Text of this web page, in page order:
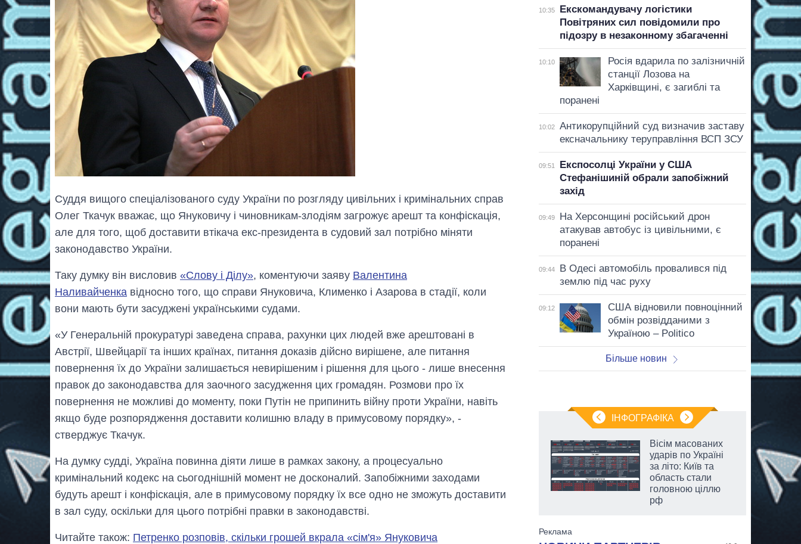
Суддя вищого спеціалізованого суду України по розгляду цивільних і кримінальних справ
Олег Ткачук вважає, що Януковичу і чиновникам-злодіям загрожує арешт та конфіскація,
але для того, щоб доставити втікача екс-президента в судовий зал потрібно міняти
законодавство України.
Таку думку він висловив «Слову і Ділу», коментуючи заяву Валентина
Наливайченка відносно того, що справи Януковича, Клименко і Азарова в стадії, коли
вони мають бути засуджені українськими судами.
«У Генеральній прокуратурі заведена справа, рахунки цих людей вже арештовані в
Австрії, Швейцарії та інших країнах, питання доказів дійсно вирішене, але питання
повернення їх до України залишається невирішеним і рішення для цього - лише внесення
правок до законодавства для заочного засудження цих громадян. Розмови про їх
повернення не можливі до моменту, поки Путін не припинить війну проти України, навіть
якщо буде розпорядження доставити колишню владу в примусовому порядку», -
стверджує Ткачук.
На думку судді, Україна повинна діяти лише в рамках закону, а процесуально
кримінальний кодекс на сьогоднішній момент не досконалий. Запобіжними заходами
будуть арешт і конфіскація, але в примусовому порядку їх все одно не зможуть доставити
в зал суду, оскільки для цього потрібні правки в законодавстві.
Читайте також: Петренко розповів, скільки грошей вкрала «сім'я» Януковича
10:35
Екскомандувачу логістики
Повітряних сил повідомили про
підозру в незаконному збагаченні
10:10
Росія вдарила по залізничній
станції Лозова на
Харківщині, є загиблі та
поранені
10:02
Антикорупційний суд визначив заставу
ексначальнику теруправління ВСП ЗСУ
09:51
Експосолці України у США
Стефанішиній обрали запобіжний
захід
09:49
На Херсонщині російський дрон
атакував автобус із цивільними, є
поранені
09:44
В Одесі автомобіль провалився під
землю під час руху
09:12
США відновили повноцінний
обмін розвідданими з
Україною – Politico
Більше новин
ІНФОГРАФІКА
великої війни
Вісім масованих
ударів по Україні
за літо: Київ та
область стали
головною ціллю
рф